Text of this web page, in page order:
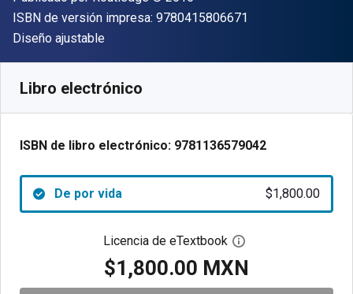
ISBN de versión impresa: 9780415806671
Formato
Diseño ajustable
Libro electrónico
ISBN de libro electrónico: 9781136579042
De por vida $1,800.00
Licencia de eTextbook Abre el cuadro de
$1,800.00 MXN